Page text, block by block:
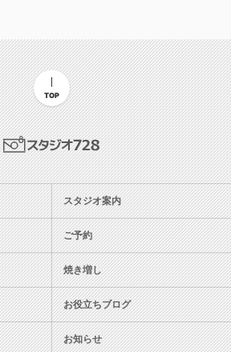
TOP
スタジオ728
スタジオ案内
ご予約
焼き増し
お役立ちブログ
お知らせ